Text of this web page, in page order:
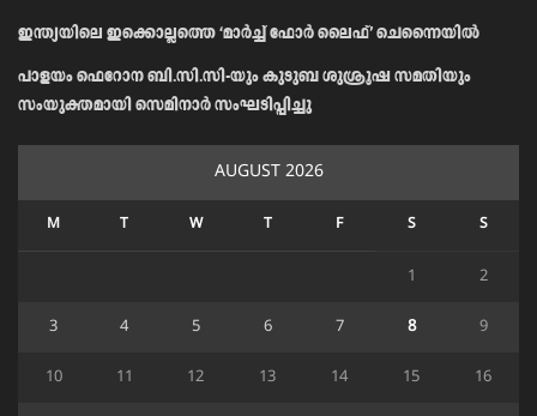
ഇന്ത്യയിലെ ഇക്കൊല്ലത്തെ ‘മാർച്ച് ഫോർ ലൈഫ്’ ചെന്നൈയിൽ
പാളയം ഫെറോന ബി.സി.സി-യും കുടുബ ശുശ്രൂഷ സമതിയും
സംയുക്തമായി സെമിനാർ സംഘടിപ്പിച്ചു
AUGUST 2026
M T W T F S S
1 2
3 4 5 6 7 8 9
10 11 12 13 14 15 16